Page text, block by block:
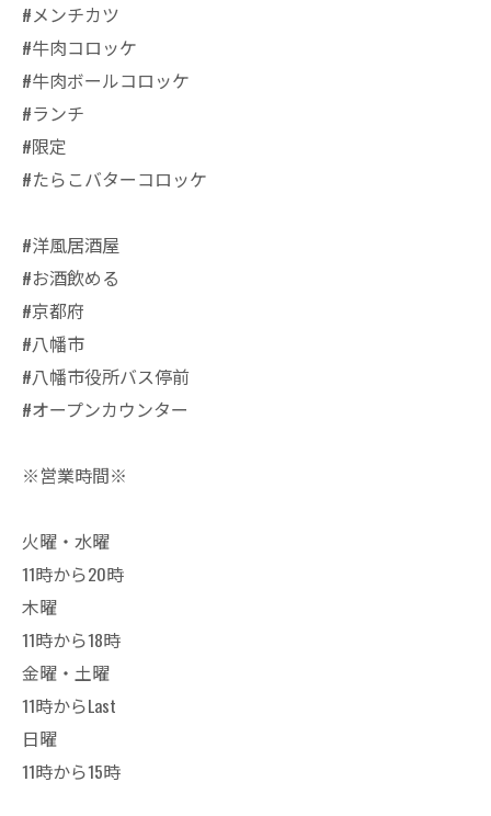
#メンチカツ
#牛肉コロッケ
#牛肉ボールコロッケ
#ランチ
#限定
#たらこバターコロッケ
#洋風居酒屋
#お酒飲める
#京都府
#八幡市
#八幡市役所バス停前
#オープンカウンター
※営業時間※
火曜・水曜
11時から20時
木曜
11時から18時
金曜・土曜
11時からLast
日曜
11時から15時